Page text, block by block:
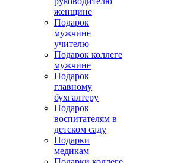
женщине
Подарок
мужчине
учителю
Подарок коллеге
мужчине
Подарок
главному
бухгалтеру
Подарок
воспитателям в
детском саду
Подарки
медикам